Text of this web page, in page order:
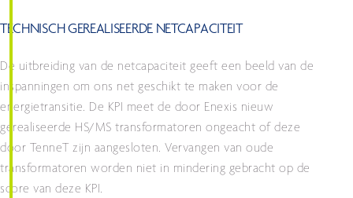
TECHNISCH GEREALISEERDE NETCAPACITEIT
De uitbreiding van de netcapaciteit geeft een beeld van de
inspanningen om ons net geschikt te maken voor de
energietransitie. De KPI meet de door Enexis nieuw
gerealiseerde HS/MS transformatoren ongeacht of deze
door TenneT zijn aangesloten. Vervangen van oude
transformatoren worden niet in mindering gebracht op de
score van deze KPI.